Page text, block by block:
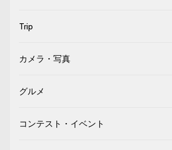
Trip
カメラ・写真
グルメ
コンテスト・イベント